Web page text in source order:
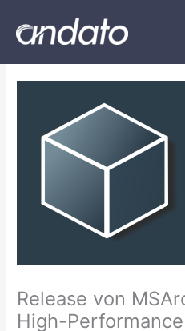
Inhalt
springen
Release von
High-